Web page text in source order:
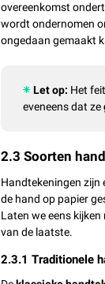
overeenkomst
wordt ondernomen
ongedaan gemaakt
Let op: Het
eveneens dat ze
2.3 Soorten
Handtekeningen zijn
de hand op papier
Laten we eens
van de laatste.
2.3.1 Traditionele